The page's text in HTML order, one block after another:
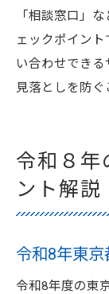
「相談窓口」
ェックポイン
い合わせでき
見落としを防ぐ
令和８年
ント解説
令和8年東
令和8年度の東